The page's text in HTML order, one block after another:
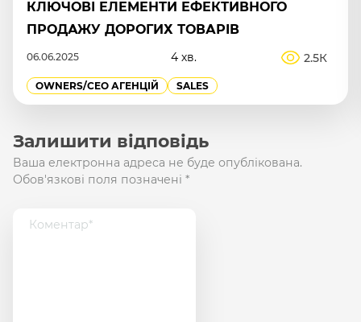
ПІДНЯТИ КОНВЕРСІЮ НА 20-40%
13.01.2026 1 хв.
MANAGEMENT OWNERS/СEO АГЕНЦІЙ
Залишити відповідь
Ваша електронна адреса не буде опублікована.
Обов'язкові поля позначені *